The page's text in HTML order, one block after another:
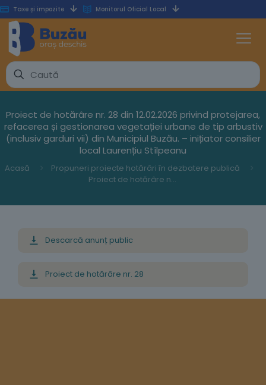
Taxe și impozite Monitorul Oficial Local
Proiect de hotărâre nr. 28 din 12.02.2026 privind protejarea,
refacerea și gestionarea vegetației urbane de tip arbustiv
(inclusiv garduri vii) din Municipiul Buzău. – inițiator consilier
local Laurențiu Stîlpeanu
Acasă
Propuneri proiecte hotărâri în dezbatere publică
Proiect de hotărâre nr. 28 din 12.02.2026 privind protejarea, refacerea și gestionarea vegetației urbane de tip arbustiv (inclusiv garduri vii) din Municipiul Buzău. – inițiator consilier local Laurențiu Stîlpeanu
Descarcă anunț public
Proiect de hotărâre nr. 28